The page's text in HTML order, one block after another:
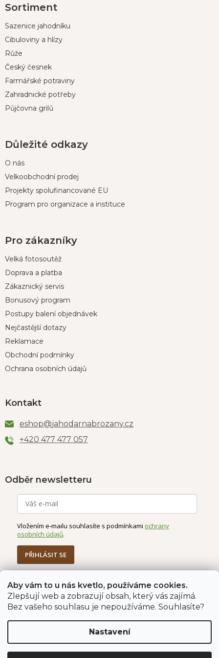
Aby vám to u nás kvetlo, používáme cookies.
Zlepšují web a zobrazují obsah, který vás zajímá.
Bez vašeho souhlasu je nepoužíváme. Souhlasíte?
Nastavení
á
a
Sortiment
Sazenice jahodníku
Cibuloviny a hlízy
Růže
Český česnek
Farmářské potraviny
Zahradnické potřeby
Půjčovna grilů
Důležité odkazy
O nás
Velkoobchodní prodej
Projekty spolufinancované EU
Program pro organizace a instituce
Pro zákazníky
Velká fotosoutěž
Doprava a platba
Zákaznický servis
Bonusový program
Postupy balení objednávek
Nejčastější dotazy
Reklamace
Obchodní podmínky
Ochrana osobních údajů
Kontakt
eshop@jahodarnabrozany.cz
+420 477 477 057
Odběr newsletteru
Vložením e-mailu souhlasíte s podmínkami ochrany
osobních údajů.
PŘIHLÁSIT SE
Jahodárna Brozany Obchodní podmínky
Podmínky ochrany údajů
Vytvořil Shoptet Premium